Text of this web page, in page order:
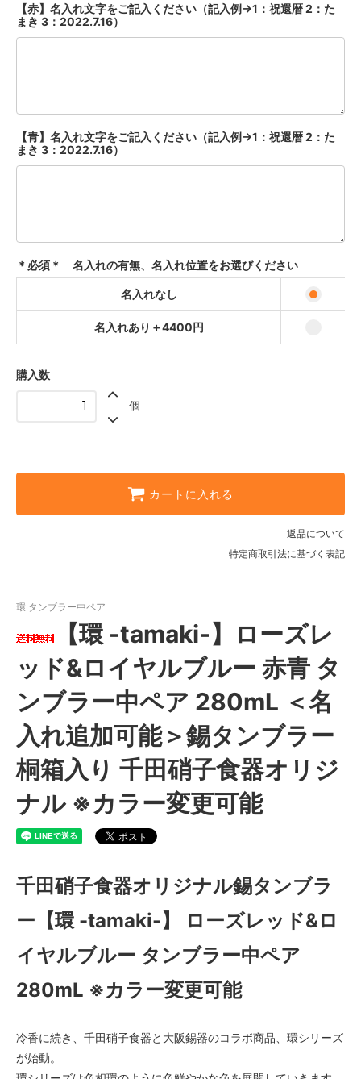
【赤】名入れ文字をご記入ください（記入例→1：祝還暦 2：た
まき 3：2022.7.16）
【青】名入れ文字をご記入ください（記入例→1：祝還暦 2：た
まき 3：2022.7.16）
＊必須＊ 名入れの有無、名入れ位置をお選びください
名入れなし
名入れあり＋4400円
購入数
個
カートに入れる
返品について
特定商取引法に基づく表記
環 タンブラー中ペア
【環 -tamaki-】ローズレ
ッド&ロイヤルブルー 赤青 タ
ンブラー中ペア 280mL ＜名
入れ追加可能＞錫タンブラー
桐箱入り 千田硝子食器オリジ
ナル ※カラー変更可能
千田硝子食器オリジナル錫タンブラ
ー【環 -tamaki-】 ローズレッド&ロ
イヤルブルー タンブラー中ペア
280mL ※カラー変更可能
冷香に続き、千田硝子食器と大阪錫器のコラボ商品、環シリーズ
が始動。